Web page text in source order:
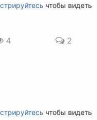
чтобы видеть
4 2
чтобы видеть